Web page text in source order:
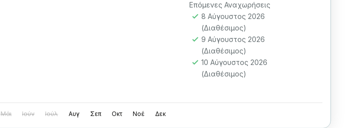
Επόμενες Αναχωρήσεις
8 Αύγουστος 2026
(Διαθέσιμος)
9 Αύγουστος 2026
(Διαθέσιμος)
10 Αύγουστος 2026
(Διαθέσιμος)
Μάι Ιούν Ιούλ Αυγ Σεπ Οκτ Νοέ Δεκ